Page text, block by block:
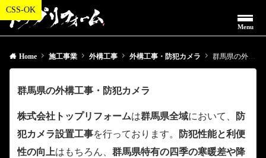
Menu
Home 施工事業 外構工事 外構工事・防犯カメラ 群馬県の外構工事・防犯カメラ
群馬県の外構工事・防犯カメラ
株式会社トップリフォームは群馬県全域において、
防
犯カメラ設置工事を行っております。
防犯性能と利便
性の向上はもちろん、 群馬県特有の四季の寒暖差や降